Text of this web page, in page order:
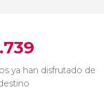
ya han disfrutado de